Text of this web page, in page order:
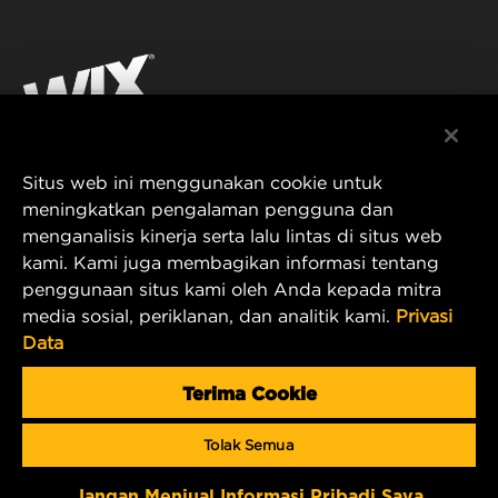
PRODUK UNTUK BALAP
KONTAK
PRIVASI DATA
PEMBERITAHUAN LEGAL
TERBITAN
Instagram
PT MANN AND HUMMEL Filtration Indonesia
Puri Indah Financial Tower, Unit 107
Jl. Puri Lingkar Dalam, RT01/RW02
Kembangan Selatan
Kecamatan Kembangan
West Jakarta 11610, Indonesia
wix_filters_asia@mann-hummel.com
Copyright 2024 MANN+HUMMEL. All rights reserved.
Situs web ini menggunakan cookie untuk
meningkatkan pengalaman pengguna dan
menganalisis kinerja serta lalu lintas di situs web
kami. Kami juga membagikan informasi tentang
penggunaan situs kami oleh Anda kepada mitra
media sosial, periklanan, dan analitik kami. Privasi
Data
Terima Cookie
Tolak Semua